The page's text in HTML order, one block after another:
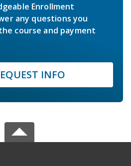
Enrollment
any questions you
course and payment
INFO